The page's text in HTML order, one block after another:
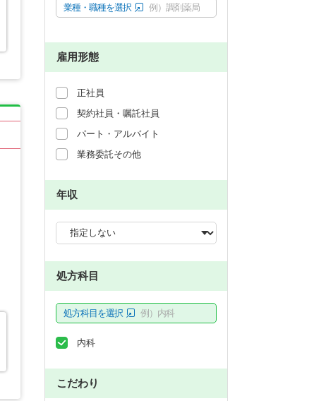
業種・職種を選択 例）調剤薬局
雇用形態
正社員
契約社員・嘱託社員
パート・アルバイト
業務委託その他
年収
処方科目
処方科目を選択 例）内科
内科
こだわり